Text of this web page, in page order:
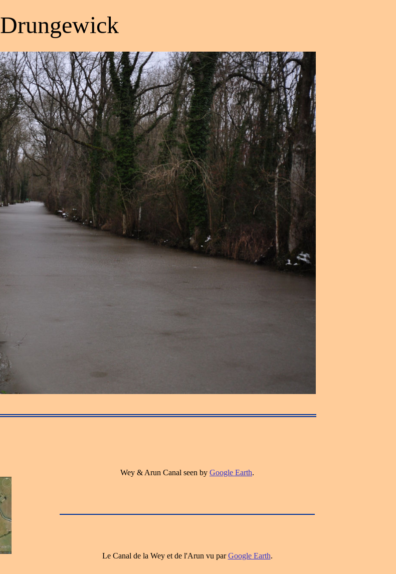
Drungewick
Wey & Arun Canal seen by Google Earth.
Le Canal de la Wey et de l'Arun vu parGoogle Earth.